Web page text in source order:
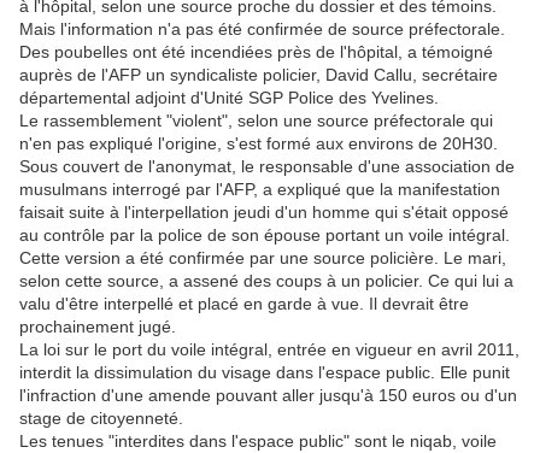
à l'hôpital, selon une source proche du dossier et des témoins.
Mais l'information n'a pas été confirmée de source préfectorale.
Des poubelles ont été incendiées près de l'hôpital, a témoigné
auprès de l'AFP un syndicaliste policier, David Callu, secrétaire
départemental adjoint d'Unité SGP Police des Yvelines.
Le rassemblement "violent", selon une source préfectorale qui
n'en pas expliqué l'origine, s'est formé aux environs de 20H30.
Sous couvert de l'anonymat, le responsable d'une association de
musulmans interrogé par l'AFP, a expliqué que la manifestation
faisait suite à l'interpellation jeudi d'un homme qui s'était opposé
au contrôle par la police de son épouse portant un voile intégral.
Cette version a été confirmée par une source policière. Le mari,
selon cette source, a assené des coups à un policier. Ce qui lui a
valu d'être interpellé et placé en garde à vue. Il devrait être
prochainement jugé.
La loi sur le port du voile intégral, entrée en vigueur en avril 2011,
interdit la dissimulation du visage dans l'espace public. Elle punit
l'infraction d'une amende pouvant aller jusqu'à 150 euros ou d'un
stage de citoyenneté.
Les tenues "interdites dans l'espace public" sont le niqab, voile